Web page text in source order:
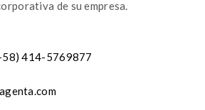
de su empresa.
414-5769877